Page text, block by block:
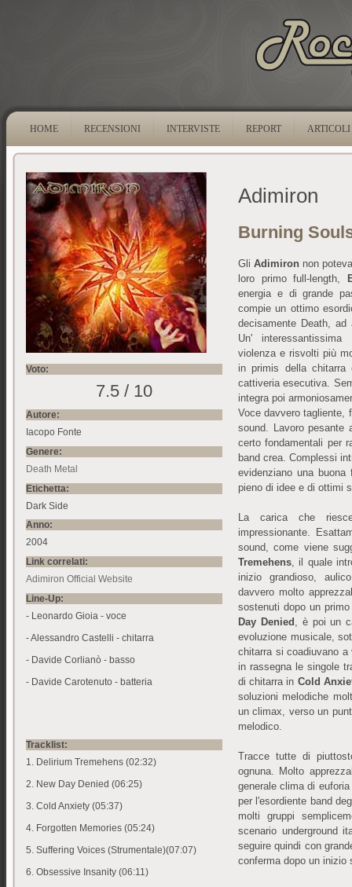
HOME RECENSIONI INTERVISTE REPORT ARTICOLI
Voto:
7.5 / 10
Autore:
Iacopo Fonte
Genere:
Death Metal
Etichetta:
Dark Side
Anno:
2004
Link correlati:
Adimiron Official Website
Line-Up:
- Leonardo Gioia - voce
- Alessandro Castelli - chitarra
- Davide Corlianò - basso
- Davide Carotenuto - batteria
Tracklist:
1. Delirium Tremehens (02:32)
2. New Day Denied (06:25)
3. Cold Anxiety (05:37)
4. Forgotten Memories (05:24)
5. Suffering Voices (Strumentale)(07:07)
6. Obsessive Insanity (06:11)
Adimiron
Burning
Gli Adimiron non
loro primo full-length,
energia e di grande
compie un ottimo
decisamente Death,
Un'
violenza e risvolti più
in primis della
cattiveria esecutiva.
integra poi
Voce davvero tagliente,
sound. Lavoro
certo fondamentali per
band crea. Complessi
evidenziano una
pieno di idee e di ottimi
La carica che
impressionante.
sound, come viene
Tremehens, il quale
inizio grandioso,
davvero molto
sostenuti dopo un
Day Denied , è poi un
evoluzione musicale,
chitarra si coadiuvano
in rassegna le singole
di chitarra in Cold
soluzioni melodiche
un climax, verso un
melodico.
Tracce tutte di
ognuna. Molto
generale clima di
per l'esordiente band
molti gruppi
scenario underground
seguire quindi con
conferma dopo un inizio